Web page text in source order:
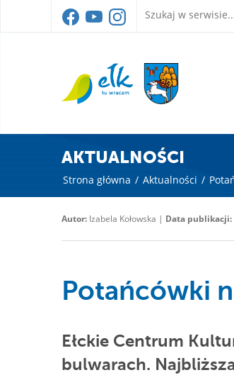
AKTUALNOŚCI
Strona główna / Aktualności /
Autor: Izabela Kołowska | Data publikacji:
Potańcówki
Ełckie Centrum
bulwarach.